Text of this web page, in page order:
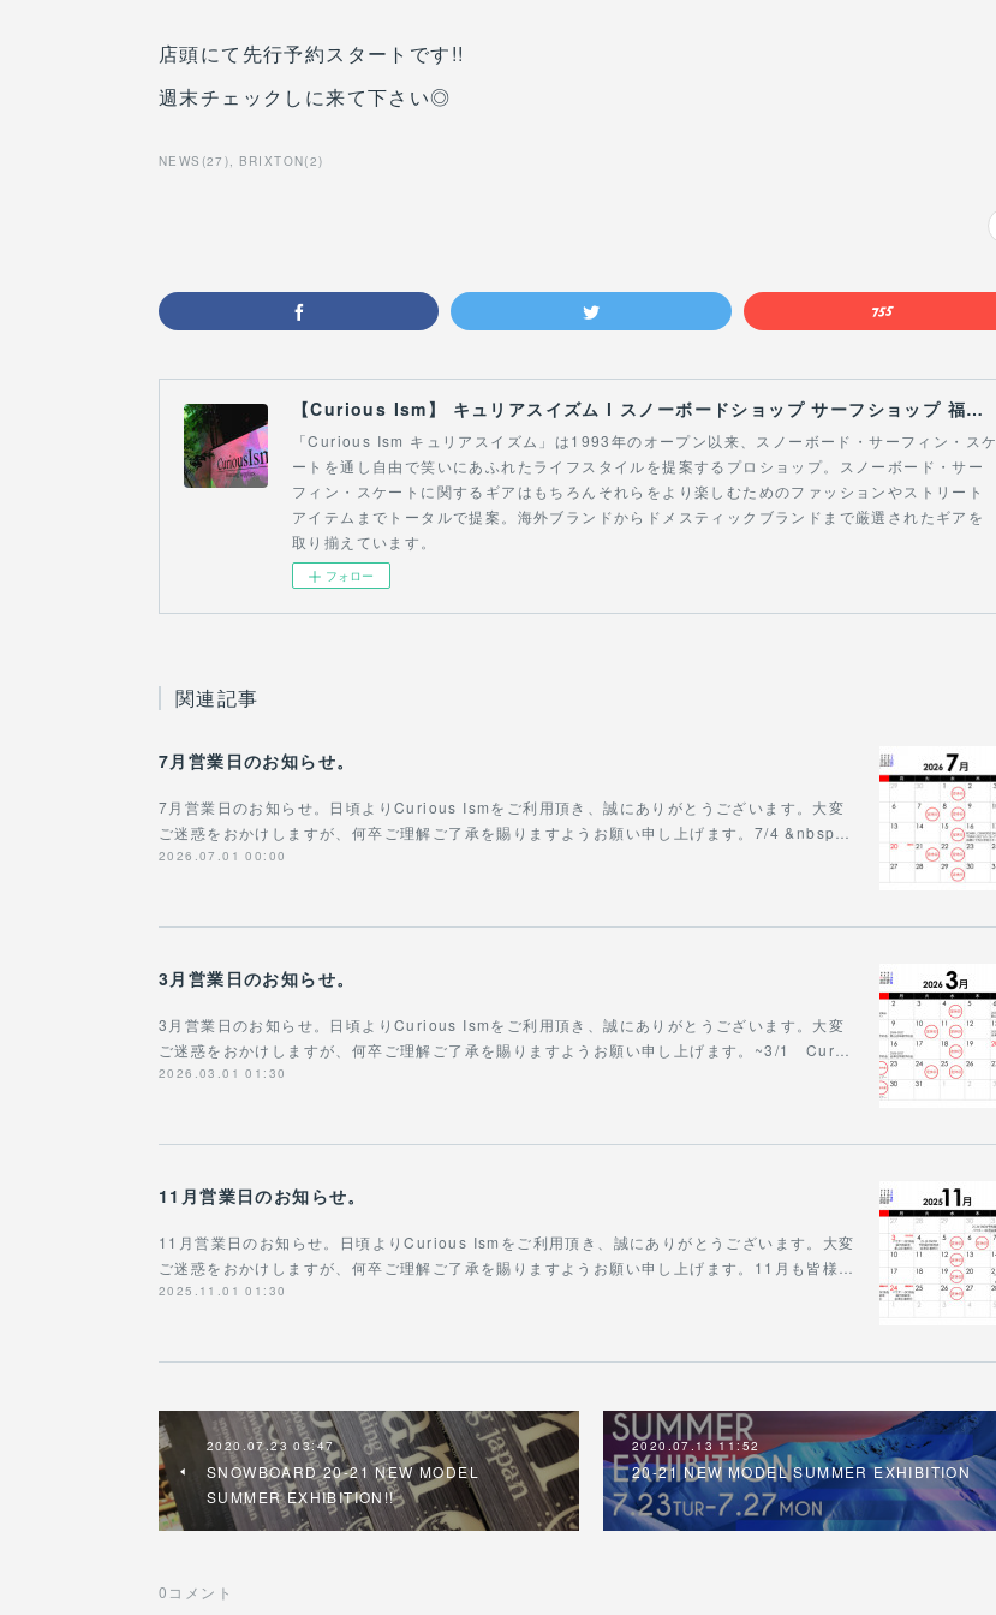
店頭にて先行予約スタートです!!
週末チェックしに来て下さい◎
NEWS (27 ) BRIXTON(2)
【Curious Ism】 キュリアスイズム l スノーボードショップ サーフショップ 福島県 会津若松市 郡山市 通販
「Curious Ism キュリアスイズム」は1993年のオープン以来、スノーボード・サーフィン・スケ
ートを通し自由で笑いにあふれたライフスタイルを提案するプロショップ。スノーボード・サー
フィン・スケートに関するギアはもちろんそれらをより楽しむためのファッションやストリート
アイテムまでトータルで提案。海外ブランドからドメスティックブランドまで厳選されたギアを
取り揃えています。
フォロー
関連記事
7月営業日のお知らせ。
7月営業日のお知らせ。日頃よりCurious Ismをご利用頂き、誠にありがとうございます。大変
ご迷惑をおかけしますが、何卒ご理解ご了承を賜りますようお願い申し上げます。7/4 &nbsp…
2026.07.01 00:00
3月営業日のお知らせ。
3月営業日のお知らせ。日頃よりCurious Ismをご利用頂き、誠にありがとうございます。大変
ご迷惑をおかけしますが、何卒ご理解ご了承を賜りますようお願い申し上げます。~3/1 Cur…
2026.03.01 01:30
11月営業日のお知らせ。
11月営業日のお知らせ。日頃よりCurious Ismをご利用頂き、誠にありがとうございます。大変
ご迷惑をおかけしますが、何卒ご理解ご了承を賜りますようお願い申し上げます。11月も皆様…
2025.11.01 01:30
2020.07.23 03:47
SNOWBOARD 20-21 NEW MODEL
SUMMER EXHIBITION!!
2020.07.13 11:52
20-21 NEW MODEL SUMMER EXHIBITION
0 コメント